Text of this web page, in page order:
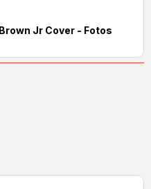
Jr Cover - Fotos